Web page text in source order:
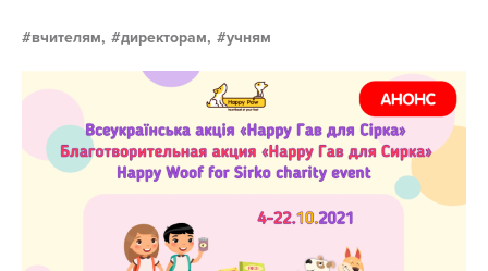
вчителям, директорам, учням